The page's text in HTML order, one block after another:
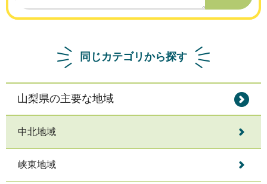
同じカテゴリから探す
山梨県の主要な地域
中北地域
峡東地域